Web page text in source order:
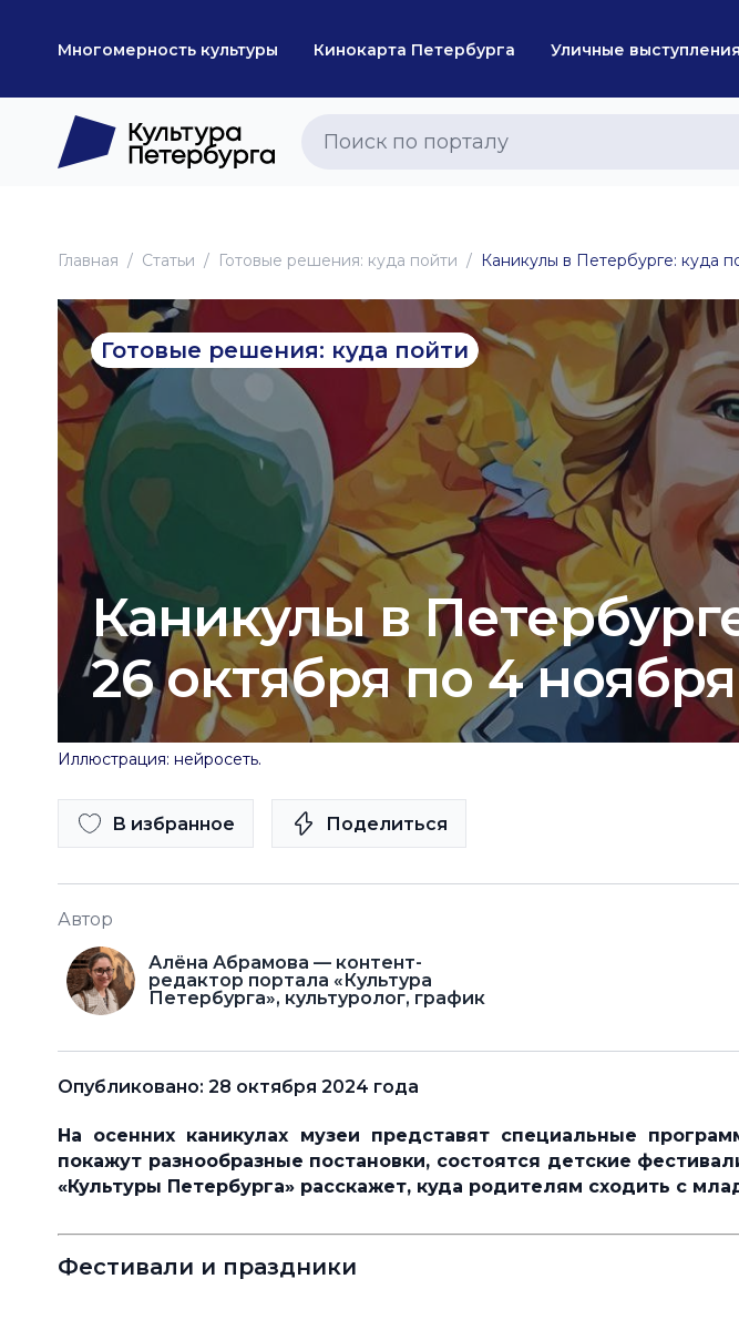
Многомерность культуры Кинокарта Петербурга Уличные выступления
Главная Статьи Готовые решения: куда пойти Каникулы в Петербурге: куда
Готовые решения: куда пойти
Каникулы в
26 октября по 4
Иллюстрация: нейросеть.
В избранное Поделиться
Автор
Алёна Абрамова — контент-
редактор портала «Культура
Петербурга», культуролог, график
Опубликовано: 28 октября 2024 года
На осенних каникулах музеи представят специальные
покажут разнообразные постановки, состоятся детские
«Культуры Петербурга» расскажет, куда родителям сходить с
Фестивали и праздники